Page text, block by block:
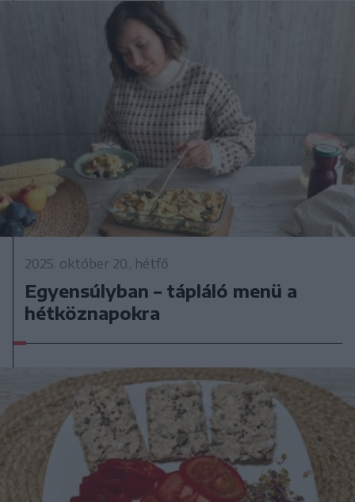
2025. október 20., hétfő
Egyensúlyban – tápláló menü a
hétköznapokra